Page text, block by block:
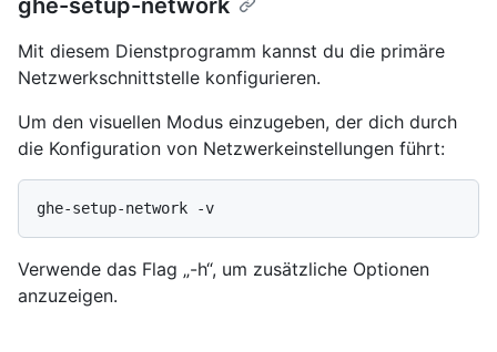
ghe-setup-network
Mit diesem Dienstprogramm kannst du die primäre
Netzwerkschnittstelle konfigurieren.
Um den visuellen Modus einzugeben, der dich durch
die Konfiguration von Netzwerkeinstellungen führt:
Verwende das Flag „-h“, um zusätzliche Optionen
anzuzeigen.